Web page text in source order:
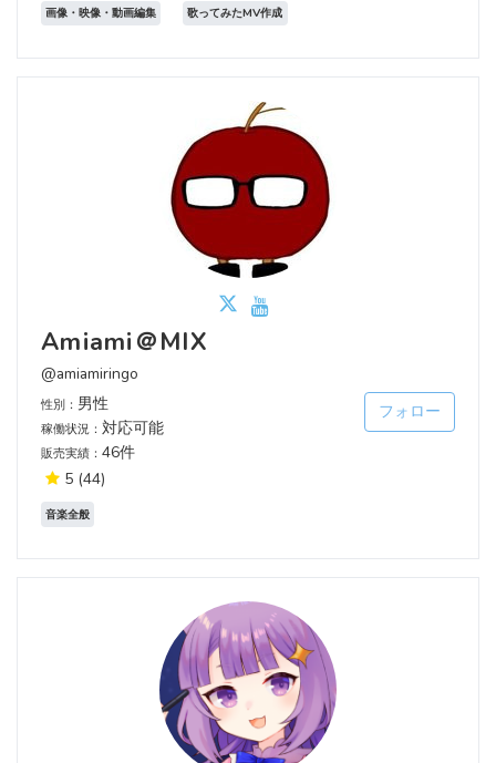
画像・映像・動画編集 歌ってみたMV作成
Amiami＠MIX
@amiamiringo
性別： 男性
稼働状況： 対応可能
販売実績： 46件
5 (44)
フォロー
音楽全般